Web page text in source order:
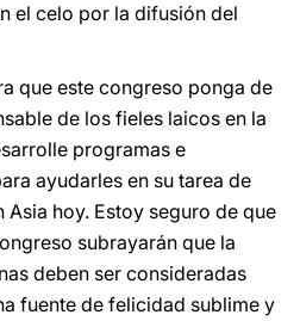
el celo por la difusión del
que este congreso ponga de
de los fieles laicos en la
programas e
ayudarles en su tarea de
Asia hoy. Estoy seguro de que
subrayarán que la
deben ser consideradas
fuente de felicidad sublime y